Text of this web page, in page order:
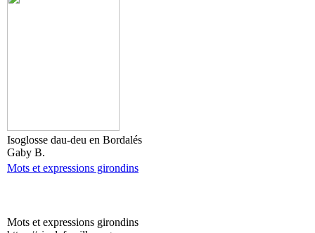
Isoglosse dau-deu en Bordalés
Gaby B.
Mots et expressions girondins
Mots et expressions girondins